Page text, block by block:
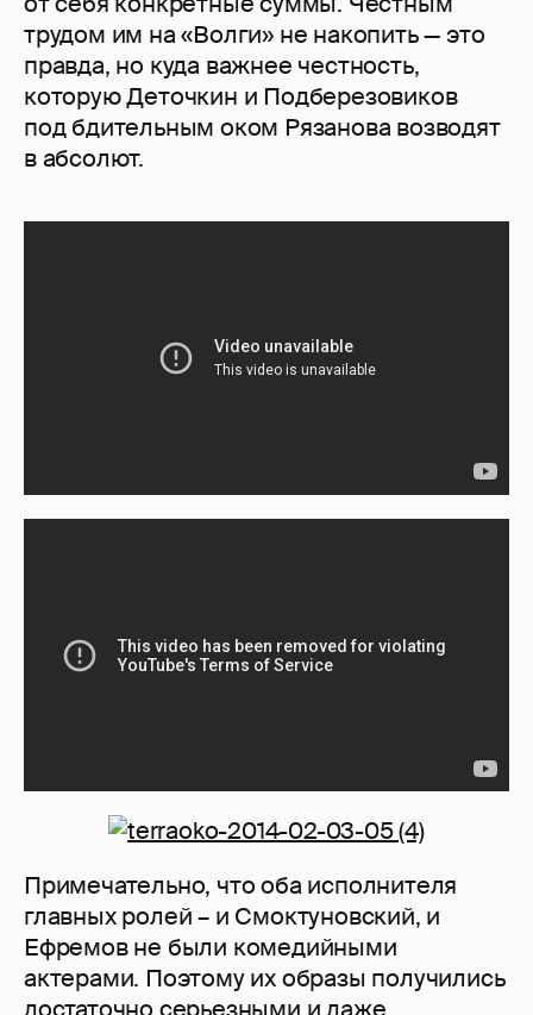
трудом им на «Волги» не накопить — это
правда, но куда важнее честность,
которую Деточкин и Подберезовиков
под бдительным оком Рязанова возводят
в абсолют.
Примечательно, что оба исполнителя
главных ролей – и Смоктуновский, и
Ефремов не были комедийными
актерами. Поэтому их образы получились